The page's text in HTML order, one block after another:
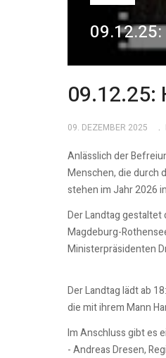
09.12.25:
09. DEZEMBER 2025
Anlässlich der
Menschen, die durch
stehen im Jahr 2026
Der Landtag gestaltet
Magdeburg-
Ministerpräsidenten
Der Landtag lädt ab
die mit ihrem Mann
Im Anschluss gibt es
- Andreas Dresen,